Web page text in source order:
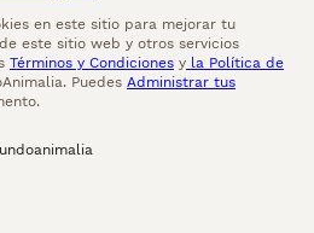
en este sitio para mejorar tu
este sitio web y otros servicios
Términos y Condiciones y la Política de
Puedes Administrar tus